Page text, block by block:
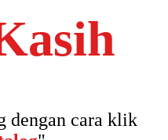
dengan cara klik